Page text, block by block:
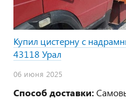
Купил цистерну с
43118 Урал
06 июня 2025
Способ доставки: